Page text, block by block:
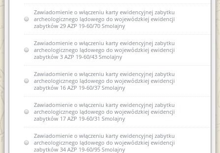
Zawiadomienie o włączeniu karty ewidencyjnej zabytku
archeologicznego lądowego do wojewódzkiej ewidencji
zabytków 29 AZP 19-60/70 Smolajny
Zawiadomienie o włączeniu karty ewidencyjnej zabytku
archeologicznego lądowego do wojewódzkiej ewidencji
zabytków 3 AZP 19-60/43 Smolajny
Zawiadomienie o włączeniu karty ewidencyjnej zabytku
archeologicznego lądowego do wojewódzkiej ewidencji
zabytków 16 AZP 19-60/37 Smolajny
Zawiadomienie o włączeniu karty ewidencyjnej zabytku
archeologicznego lądowego do wojewódzkiej ewidencji
zabytków 17 AZP 19-60/31 Smolajny
Zawiadomienie o włączeniu karty ewidencyjnej zabytku
archeologicznego lądowego do wojewódzkiej ewidencji
zabytków 34 AZP 19-60/95 Smolajny